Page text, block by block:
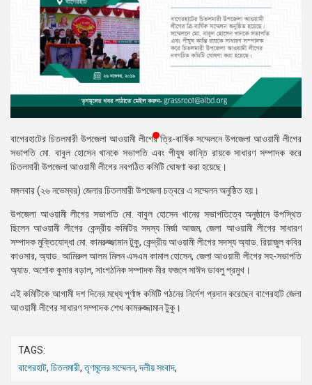
নিউজলেটার
প্রেস
রিলিজ
প্রকাশনা
গ্যালারি
বিএনপি-
জামায়াত
সহিংসতা
সংগঠন
নির্বাচনী
বাগেরহাটের চিতলমারী উপজেলা আওয়ামী লীগের ত্রি-বার্ষিক সম্মেলনে উপজেলা আওয়ামী লীগের
সভাপতি মো. বাবুল হোসেন খানকে সভাপতি এবং পীযুষ কান্তি রায়কে সাধারণ সম্পাদক করে
চিতলমারী উপজেলা আওয়ামী লীগের নবগঠিত কমিটি ঘোষণা করা হয়েছে।
মঙ্গলবার (২৬ নভেম্বর) জেলার চিতলমারী উপজেলা চত্বরে এ সম্মেলন অনুষ্ঠিত হয়।
উপজেলা আওয়ামী লীগের সভাপতি মো. বাবুল হোসেন খানের সভাপতিত্বে অনুষ্ঠানে উপস্থিত
ছিলেন আওয়ামী লীগের কেন্দ্রীয় কমিটির সদস্য মির্জা আজম, জেলা আওয়ামী লীগের সাধারণ
সম্পাদক মুক্তিযোদ্ধা মো. কামরুজ্জামান টুকু, কেন্দ্রীয় আওয়ামী লীগের সদস্য অ্যাড. রিয়াজুল কবির
কাওসার, অ্যাড. আমিরুল আলম মিলন এসএম কামাল হোসেন, জেলা আওয়ামী লীগের সহ-সভাপতি
অ্যাড. অশোক কুমার বড়াল, সাংগঠনিক সম্পাদক মীর ফজলে সাঈদ ডাবলু প্রমুখ।
এই কমিটিকে আগামী দশ দিনের মধ্যে পূর্ণাঙ্গ কমিটি গঠনের নির্দেশ প্রদান করেছেন বাগেরহাট জেলা
আওয়ামী লীগের সাধারণ সম্পাদক শেখ কামরুজ্জামান টুকু।
TAGS:
বাগেরহাট, চিতলমারী,তৃণমূলের সম্মেলন,দলীয় সংবাদ,